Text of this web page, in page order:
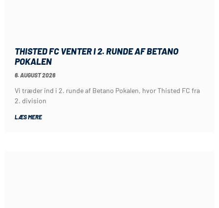
THISTED FC VENTER I 2. RUNDE AF BETANO
POKALEN
6. AUGUST 2026
Vi træder ind i 2. runde af Betano Pokalen, hvor Thisted FC fra
2. division
LÆS MERE